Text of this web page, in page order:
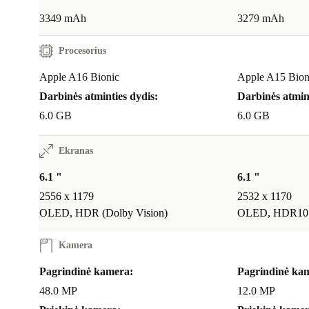
„iPhone 15“ 48 MP pagrindinė kamera tikrai
Naujas portreto režimas automatiškai atpažįsta
žmones ar gyvūnus, ir užtikrina itin ryškius vaizdus.
prastam apšvietimui kamera įspūdinga dėl
spalvų. Vaizdo įrašams patobulinta stabilizacija
rezultatus – tai puikiai tinka kūrybingiems žmonėms.
Kuo ypatingas iPhone 15?
Be aparatinės įrangos, modernią naudotojo patirtį
17. Praktiniai valdikliai, patobulintas naktinis režimas
optimizuotos privatumo apsaugos parinktys daro
naudojimąsi dar patogesniu. USB-C jungtis ir A16
efektyvumas užbaigia bendrą paketą.
3349 mAh 3279 mAh
Procesorius
Apple A16 Bionic
Darbinės atminties dydis:
6.0 GB
Apple A15
Darbinės
6.0 GB
Ekranas
6.1 "
2556 x 1179
OLED, HDR (Dolby Vision)
6.1 "
2532 x 1170
OLED, HDR10
Kamera
Pagrindinė kamera:
48.0 MP
Pagrindinė
12.0 MP